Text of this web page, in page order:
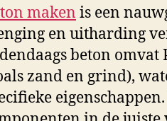
maken is een
en uitharding
beton omvat
zand en grind),